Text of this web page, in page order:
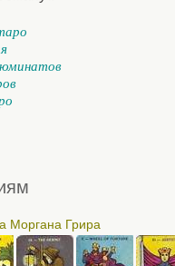
Моргана Грира